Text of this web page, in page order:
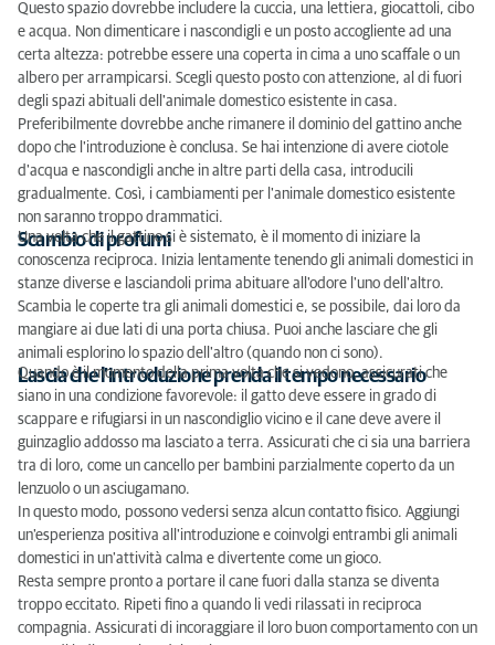
Questo spazio dovrebbe includere la cuccia, una lettiera, giocattoli, cibo
e acqua. Non dimenticare i nascondigli e un posto accogliente ad una
certa altezza: potrebbe essere una coperta in cima a uno scaffale o un
albero per arrampicarsi. Scegli questo posto con attenzione, al di fuori
degli spazi abituali dell'animale domestico esistente in casa.
Preferibilmente dovrebbe anche rimanere il dominio del gattino anche
dopo che l'introduzione è conclusa. Se hai intenzione di avere ciotole
d'acqua e nascondigli anche in altre parti della casa, introducili
gradualmente. Così, i cambiamenti per l'animale domestico esistente
non saranno troppo drammatici.
Scambio di profumi
Una volta che il gattino si è sistemato, è il momento di iniziare la
conoscenza reciproca. Inizia lentamente tenendo gli animali domestici in
stanze diverse e lasciandoli prima abituare all'odore l'uno dell'altro.
Scambia le coperte tra gli animali domestici e, se possibile, dai loro da
mangiare ai due lati di una porta chiusa. Puoi anche lasciare che gli
animali esplorino lo spazio dell'altro (quando non ci sono).
Lascia che l'introduzione prenda il tempo necessario
Quando è il momento della prima volta che si vedono, assicurati che
siano in una condizione favorevole: il gatto deve essere in grado di
scappare e rifugiarsi in un nascondiglio vicino e il cane deve avere il
guinzaglio addosso ma lasciato a terra. Assicurati che ci sia una barriera
tra di loro, come un cancello per bambini parzialmente coperto da un
lenzuolo o un asciugamano.
In questo modo, possono vedersi senza alcun contatto fisico. Aggiungi
un'esperienza positiva all'introduzione e coinvolgi entrambi gli animali
domestici in un'attività calma e divertente come un gioco.
Resta sempre pronto a portare il cane fuori dalla stanza se diventa
troppo eccitato. Ripeti fino a quando li vedi rilassati in reciproca
compagnia. Assicurati di incoraggiare il loro buon comportamento con un